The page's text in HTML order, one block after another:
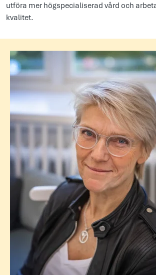
utföra mer högspecialiserad vård och
kvalitet.